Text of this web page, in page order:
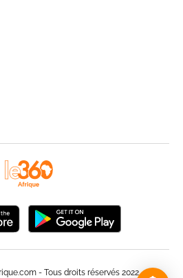
- Tous droits réservés 2022